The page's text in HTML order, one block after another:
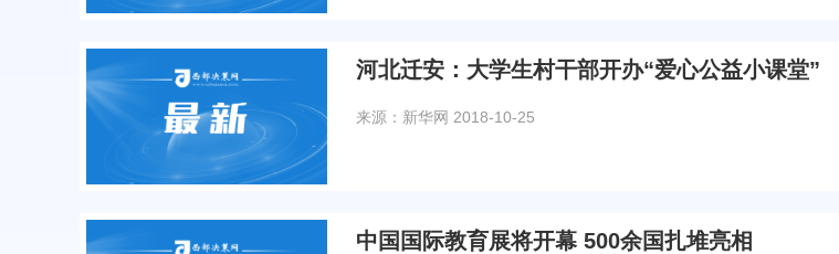
河北迁安：大学生村干部开办“爱心公益小课堂”
来源：新华网 2018-10-25
中国国际教育展将开幕 500余国扎堆亮相